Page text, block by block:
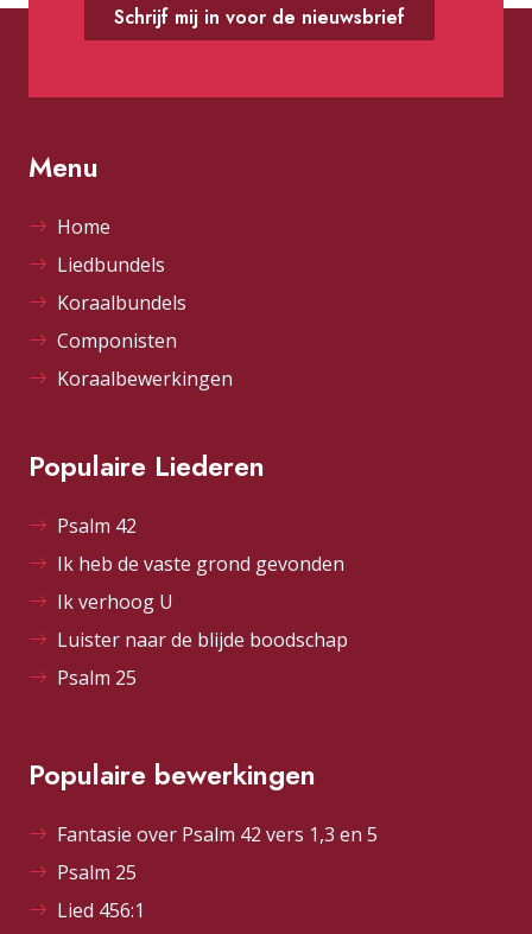
Schrijf mij in voor de nieuwsbrief
Menu
Home
Liedbundels
Koraalbundels
Componisten
Koraalbewerkingen
Populaire Liederen
Psalm 42
Ik heb de vaste grond gevonden
Ik verhoog U
Luister naar de blijde boodschap
Psalm 25
Populaire bewerkingen
Fantasie over Psalm 42 vers 1,3 en 5
Psalm 25
Lied 456:1